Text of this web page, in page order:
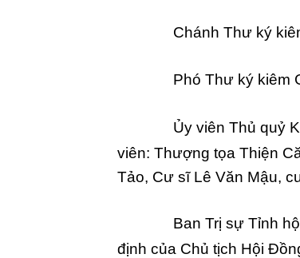
Chánh Thư ký
Phó Thư ký kiêm
Ủy viên Thủ quỷ
viên: Thượng tọa Thiện
Tảo, Cư sĩ Lê Văn Mậu,
Ban Trị sự Tỉnh
định của Chủ tịch Hội